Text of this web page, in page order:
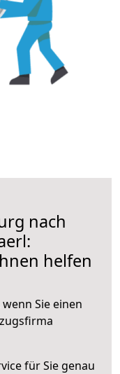
nach
helfen
wenn Sie einen
für Sie genau